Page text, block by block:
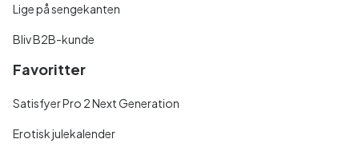
Lige på sengekanten
Bliv B2B-kunde
Favoritter
Satisfyer Pro 2 Next Generation
Erotisk julekalender